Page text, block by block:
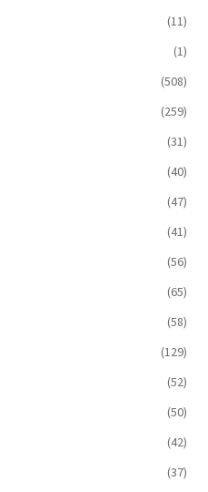
(11)
(1)
(508)
(259)
(31)
(40)
(47)
(41)
(56)
(65)
(58)
(129)
(52)
(50)
(42)
(37)